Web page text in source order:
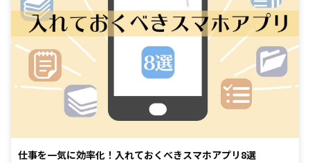
仕事を一気に効率化！入れておくべきスマホアプリ8選